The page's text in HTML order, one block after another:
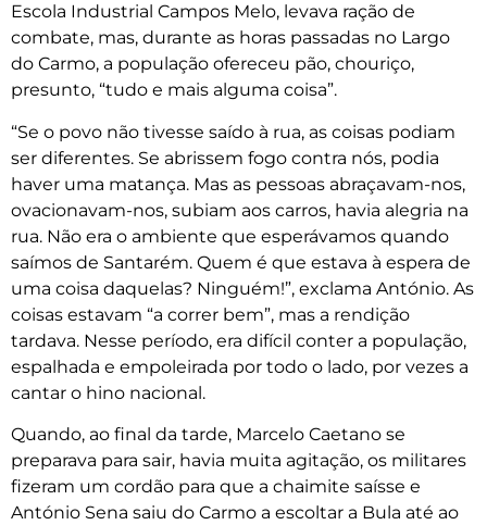
Escola Industrial Campos Melo, levava ração de
combate, mas, durante as horas passadas no Largo
do Carmo, a população ofereceu pão, chouriço,
presunto, “tudo e mais alguma coisa”.
“Se o povo não tivesse saído à rua, as coisas podiam
ser diferentes. Se abrissem fogo contra nós, podia
haver uma matança. Mas as pessoas abraçavam-nos,
ovacionavam-nos, subiam aos carros, havia alegria na
rua. Não era o ambiente que esperávamos quando
saímos de Santarém. Quem é que estava à espera de
uma coisa daquelas? Ninguém!”, exclama António. As
coisas estavam “a correr bem”, mas a rendição
tardava. Nesse período, era difícil conter a população,
espalhada e empoleirada por todo o lado, por vezes a
cantar o hino nacional.
Quando, ao final da tarde, Marcelo Caetano se
preparava para sair, havia muita agitação, os militares
fizeram um cordão para que a chaimite saísse e
António Sena saiu do Carmo a escoltar a Bula até ao